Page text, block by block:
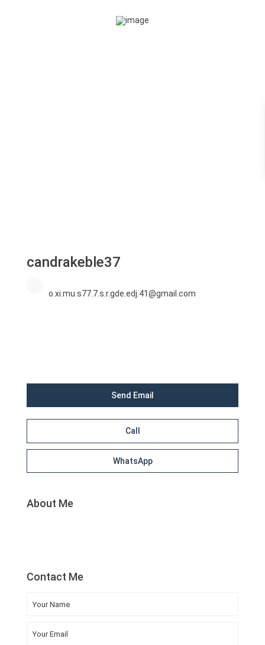
candrakeble37
o.xi.mu.s77.7.s.r.gde.edj.41@gmail.com
Send Email
Call
WhatsApp
About Me
Contact Me